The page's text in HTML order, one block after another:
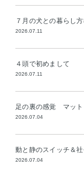
７月の犬との暮らし
2026.07.11
４頭で初めまして
2026.07.11
足の裏の感覚 マット
2026.07.04
動と静のスイッチ＆
2026.07.04